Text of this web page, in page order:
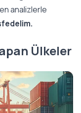
analizlerle
Ülkeler